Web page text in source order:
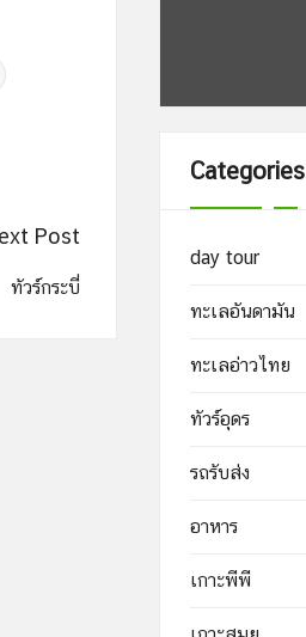
Post
ทัวร์กระบี่
Categories
day tour
ทะเลอันดามัน
ทะเลอ่าวไทย
ทัวร์อุดร
รถรับส่ง
อาหาร
เกาะพีพี